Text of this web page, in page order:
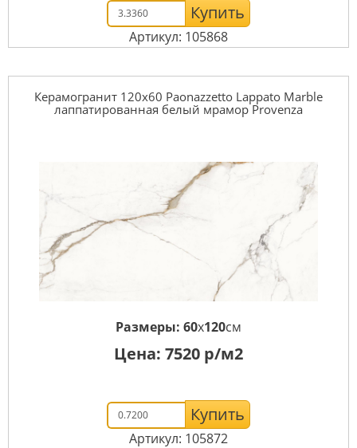
Купить
Артикул: 105868
Керамогранит 120x60 Paonazzetto Lappato Marble
лаппатированная белый мрамор Provenza
Размеры: 60x120см
Цена: 7520 р/м2
Купить
Артикул: 105872